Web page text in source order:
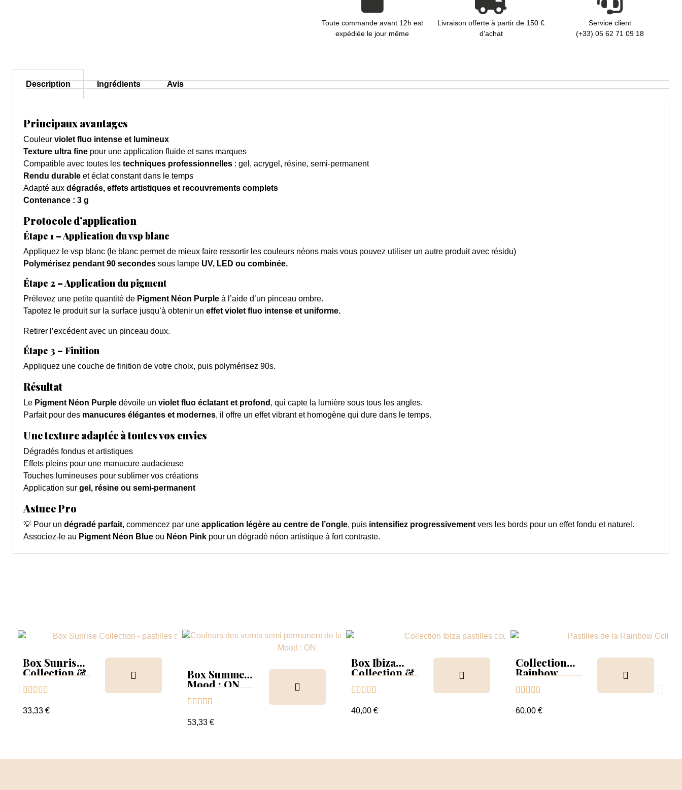
Toute commande avant 12h est
expédiée le jour même
Livraison offerte à partir de 150 €
d'achat
Service client
(+33) 05 62 71 09 18
Description Ingrédients Avis
Principaux avantages
Couleur violet fluo intense et lumineux
Texture ultra fine pour une application fluide et sans marques
Compatible avec toutes les techniques professionnelles : gel, acrygel, résine, semi-permanent
Rendu durable et éclat constant dans le temps
Adapté aux dégradés, effets artistiques et recouvrements complets
Contenance : 3 g
Protocole d’application
Étape 1 – Application du vsp blanc
Appliquez le vsp blanc (le blanc permet de mieux faire ressortir les couleurs néons mais vous pouvez utiliser un autre produit avec résidu)
Polymérisez pendant 90 secondes sous lampe UV, LED ou combinée.
Étape 2 – Application du pigment
Prélevez une petite quantité de Pigment Néon Purple à l’aide d’un pinceau ombre.
Tapotez le produit sur la surface jusqu’à obtenir un effet violet fluo intense et uniforme.
Retirer l’excédent avec un pinceau doux.
Étape 3 – Finition
Appliquez une couche de finition de votre choix, puis polymérisez 90s.
Résultat
Le Pigment Néon Purple dévoile un violet fluo éclatant et profond , qui capte la lumière sous tous les angles.
Parfait pour des manucures élégantes et modernes, il offre un effet vibrant et homogène qui dure dans le temps.
Une texture adaptée à toutes vos envies
Dégradés fondus et artistiques
Effets pleins pour une manucure audacieuse
Touches lumineuses pour sublimer vos créations
Application sur gel, résine ou semi-permanent
Astuce Pro
💡 Pour un dégradé parfait, commencez par une application légère au centre de l’ongle, puis intensifiez progressivementvers les bords pour un effet fondu et naturel.
Associez-le au Pigment Néon Blue ou Néon Pink pour un dégradé néon artistique à fort contraste.
Box Sunrise
Collection &
    
33,33 €
Box Summer
Mood : ON
Collection &
Tips+nuancier
    
53,33 €
Box Ibiza
Collection &
    
40,00 €
Collection
Rainbow
nuancier
    
60,00 €